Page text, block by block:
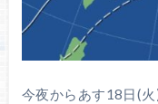
今夜からあす18日(